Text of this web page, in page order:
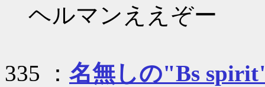
ヘルマンええぞー
335 ： 名無しの"Bs